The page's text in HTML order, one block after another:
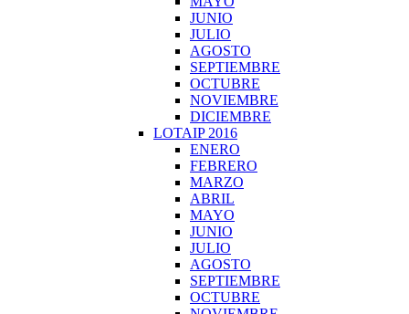
JUNIO
JULIO
AGOSTO
SEPTIEMBRE
OCTUBRE
NOVIEMBRE
DICIEMBRE
LOTAIP 2016
ENERO
FEBRERO
MARZO
ABRIL
MAYO
JUNIO
JULIO
AGOSTO
SEPTIEMBRE
OCTUBRE